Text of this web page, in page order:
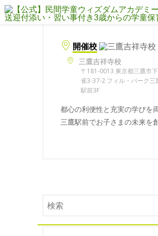
開催校
三鷹吉祥寺校
〒181-0013 東京都三鷹市
雀3-37-2 フィル・パーク三
駅前3F
都心の利便性と充実の学びを
三鷹駅前でお子さまの未来を